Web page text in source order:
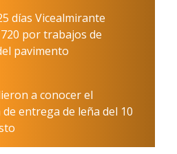
días Vicealmirante
por trabajos de
pavimento
a conocer el
entrega de leña del 10